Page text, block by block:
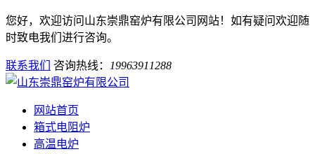
您好，欢迎访问山东崇鼎窑炉有限公司网站！如有疑问欢迎随
时致电我们进行咨询。
联系我们 咨询热线： 19963911288
网站首页
箱式电阻炉
高温电炉